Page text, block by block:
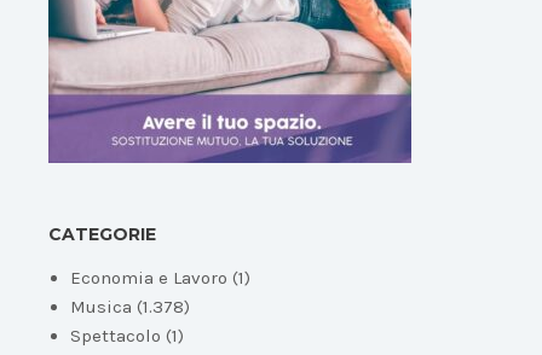
CATEGORIE
Economia e Lavoro (1)
Musica (1.378)
Spettacolo (1)